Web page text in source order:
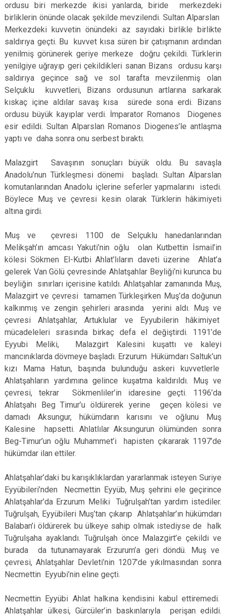
ordusu biri merkezde ikisi yanlarda, biride merkezdeki
birliklerin önünde olacak şekilde mevzilendi. Sultan Alparslan
Merkezdeki kuvvetin önündeki az sayıdaki birlikle birlikte
saldırıya geçti. Bu kuvvet kısa süren bir çatışmanın ardından
yenilmiş görünerek geriye merkeze doğru çekildi. Türklerin
yenilgiye uğrayıp geri çekildikleri sanan Bizans ordusu karşı
saldırıya geçince sağ ve sol tarafta mevzilenmiş olan
Selçuklu kuvvetleri, Bizans ordusunun artlarına sarkarak
kıskaç içine aldılar savaş kısa sürede sona erdi. Bizans
ordusu büyük kayıplar verdi. İmparator Romanos Diogenes
esir edildi. Sultan Alparslan Romanos Diogenes’le antlaşma
yaptı ve daha sonra onu serbest bıraktı.
Malazgirt Savaşının sonuçları büyük oldu. Bu savaşla
Anadolu’nun Türkleşmesi dönemi başladı. Sultan Alparslan
komutanlarından Anadolu içlerine seferler yapmalarını istedi.
Böylece Muş ve çevresi kesin olarak Türklerin hâkimiyeti
altına girdi.
Muş ve çevresi 1100 de Selçuklu hanedanlarından
Melikşah’ın amcası Yakuti’nin oğlu olan Kutbettin İsmail’in
kölesi Sökmen El-Kutbi Ahlat’lıların daveti üzerine Ahlat’a
gelerek Van Gölü çevresinde Ahlatşahlar Beyliği’ni kurunca bu
beyliğin sınırları içerisine katıldı. Ahlatşahlar zamanında Muş,
Malazgirt ve çevresi tamamen Türkleşirken Muş’da doğunun
kalkınmış ve zengin şehirleri arasında yerini aldı. Muş ve
çevresi Ahlatşahlar, Artuklular ve Eyyubilerin hâkimiyet
mücadeleleri sırasında birkaç defa el değiştirdi. 1191’de
Eyyubi Meliki, Malazgirt Kalesini kuşattı ve kaleyi
mancınıklarda dövmeye başladı. Erzurum Hükümdarı Saltuk’un
kızı Mama Hatun, başında bulunduğu askeri kuvvetlerle
Ahlatşahların yardımına gelince kuşatma kaldırıldı. Muş ve
çevresi, tekrar Sökmenliler’in idaresine geçti. 1196’da
Ahlatşahı Beg Timur’u öldürerek yerine geçen kölesi ve
damadı Aksungur, hükümdarın karısını ve oğlunu Muş
Kalesine hapsetti. Ahlatlılar Aksungurun ölümünden sonra
Beg-Timur’un oğlu Muhammet’i hapisten çıkararak 1197’de
hükümdar ilan ettiler.
Ahlatşahlar’daki bu karışıklıklardan yararlanmak isteyen Suriye
Eyyübileri’nden Necmettin Eyyüb, Muş şehrini ele geçirince
Ahlatşahlar’da Erzurum Meliki Tuğrulşah’tan yardım istediler.
Tuğrulşah, Eyyübileri Muş’tan çıkarıp Ahlatşahlar’ın hükümdarı
Balaban’i öldürerek bu ülkeye sahip olmak istediyse de halk
Tuğrulşaha ayaklandı. Tuğrulşah önce Malazgirt’e çekildi ve
burada da tutunamayarak Erzurum’a geri döndü. Muş ve
çevresi, Ahlatşahlar Devleti’nin 1207’de yıkılmasından sonra
Necmettin Eyyubi’nin eline geçti.
Necmettin Eyyübi Ahlat halkına kendisini kabul ettiremedi.
Ahlatşahlar ülkesi, Gürcüler’in baskınlarıyla perişan edildi.